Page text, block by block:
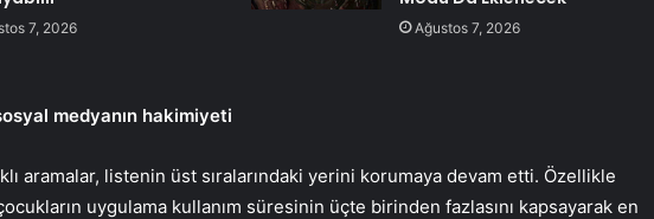
7, 2026 Ağustos 7, 2026
medyanın hakimiyeti
aramalar, listenin üst sıralarındaki yerini korumaya devam etti. Özellikle
uygulama kullanım süresinin üçte birinden fazlasını kapsayarak en